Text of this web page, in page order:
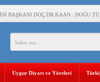
BAŞKANI DOÇ.DR.KAAN : DOĞU
YARAMIZ : ÇİN İŞGALİNDEKİ
KATLİAMI MESAJİ : 05.07.2009
Uygur Diyarı ve Yöreleri